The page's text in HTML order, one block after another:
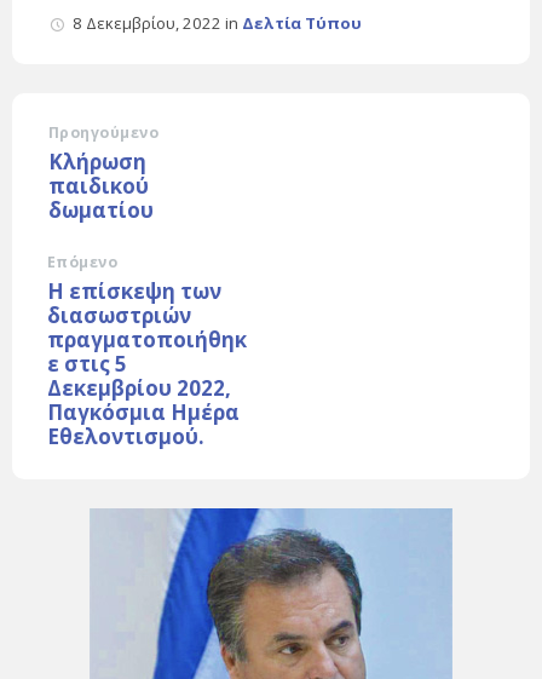
8 Δεκεμβρίου, 2022 in Δελτία Τύπου
Προηγούμενο
Κλήρωση
παιδικού
δωματίου
Επόμενο
Η επίσκεψη των
διασωστριών
πραγματοποιήθηκ
ε στις 5
Δεκεμβρίου 2022,
Παγκόσμια Ημέρα
Εθελοντισμού.